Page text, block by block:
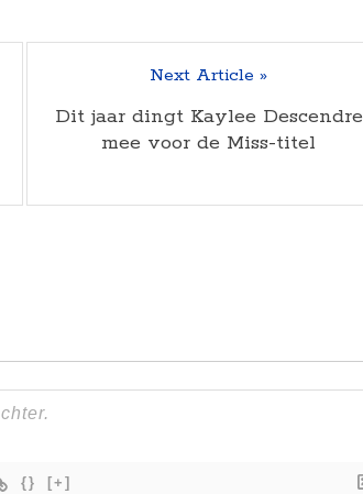
Next Article »
Dit jaar dingt Kaylee Descendre
mee voor de Miss-titel
{} [+]